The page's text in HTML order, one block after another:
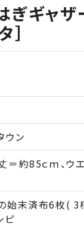
ギャザ
ウン
＝約85ｃｍ、ウ
始末済布6枚( 3
ピ